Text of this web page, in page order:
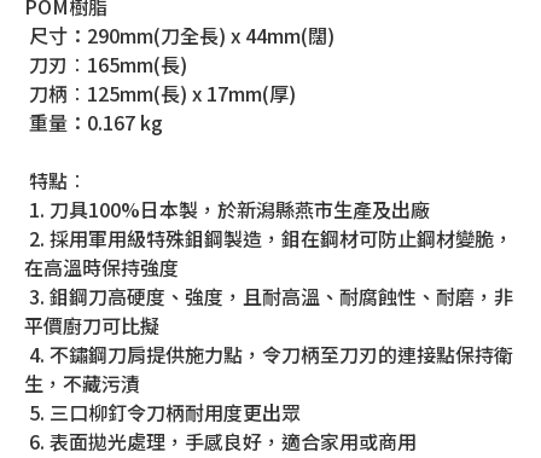
POM樹脂
尺寸：290mm(刀全長) x 44mm(闊)
刀刃︰165mm(長)
刀柄︰125mm(長) x 17mm(厚)
重量：0.167 kg
特點︰
1. 刀具100%日本製，於新潟縣燕市生產及出廠
2. 採用軍用級特殊鉬鋼製造，鉬在鋼材可防止鋼材變脆，
在高溫時保持強度
3. 鉬鋼刀高硬度、強度，且耐高溫、耐腐蝕性、耐磨，非
平價廚刀可比擬
4. 不鏽鋼刀肩提供施力點，令刀柄至刀刃的連接點保持衛
生，不藏污漬
5. 三口柳釘令刀柄耐用度更出眾
6. 表面拋光處理，手感良好，適合家用或商用